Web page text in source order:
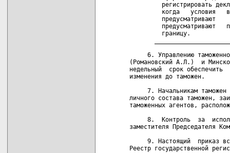
регистрировать
когда   условия
предусматривают
предусматривают
         границу.
6. Управлению
(Романовский А.Л.)  и
недельный  срок обеспечить
изменения до таможен.
7. Начальникам таможен
личного состава таможен,
таможенных агентов,
8.  Контроль  за
заместителя Председателя
9. Настоящий  приказ
Реестр государственной